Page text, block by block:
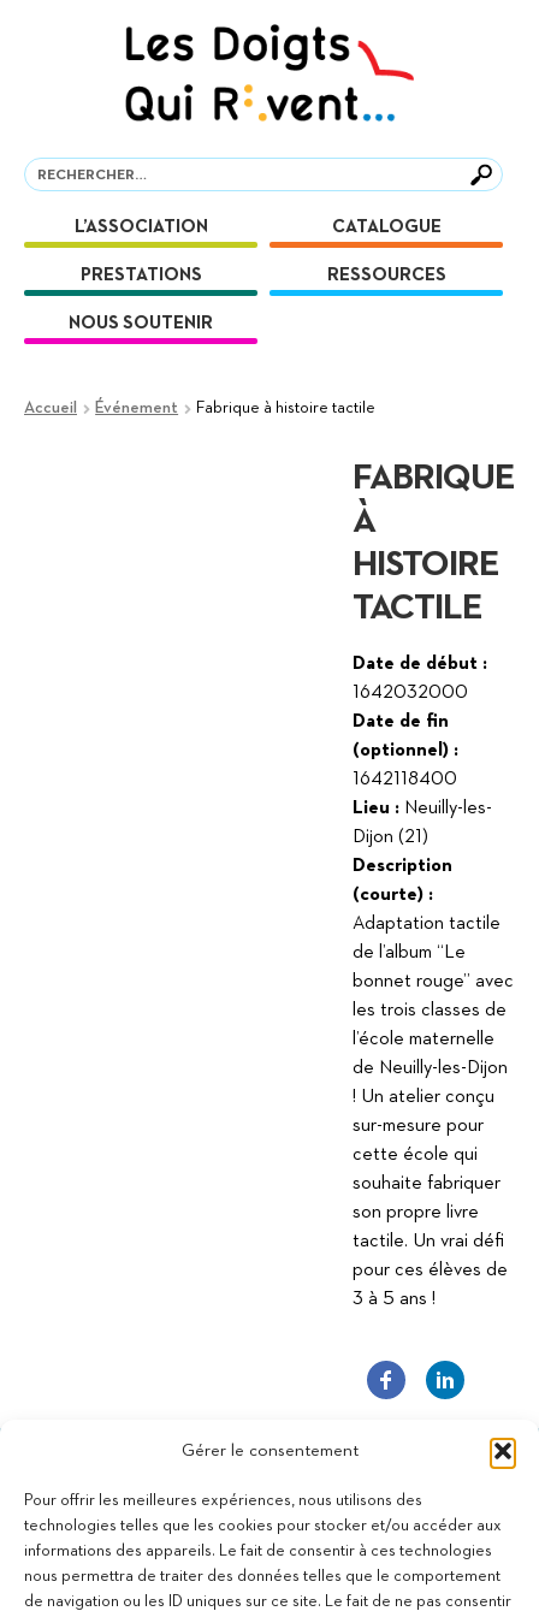
Gérer le consentement
Pour offrir les meilleures expériences, nous utilisons des
technologies telles que les cookies pour stocker et/ou accéder aux
informations des appareils. Le fait de consentir à ces technologies
nous permettra de traiter des données telles que le comportement
de navigation ou les ID uniques sur ce site. Le fait de ne pas consentir
Recherche
Recherche
L’ASSOCIATION CATALOGUE
PRESTATIONS RESSOURCES
NOUS SOUTENIR
Accueil Événement Fabrique à histoire tactile
FABRIQUE
À
HISTOIRE
TACTILE
Date de début :
1642032000
Date de fin
(optionnel) :
1642118400
Lieu :Neuilly-les-
Dijon (21)
Description
(courte) :
Adaptation tactile
de l’album “Le
bonnet rouge” avec
les trois classes de
l’école maternelle
de Neuilly-les-Dijon
! Un atelier conçu
sur-mesure pour
cette école qui
souhaite fabriquer
son propre livre
tactile. Un vrai défi
pour ces élèves de
3 à 5 ans !
11 bis Rue des Novalles
21240 Talant - France
+33 (0)3 80 59 22 88